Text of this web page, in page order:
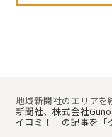
地域新聞社のエリアを
新聞社、株式会社
イコミ！」の記事を「